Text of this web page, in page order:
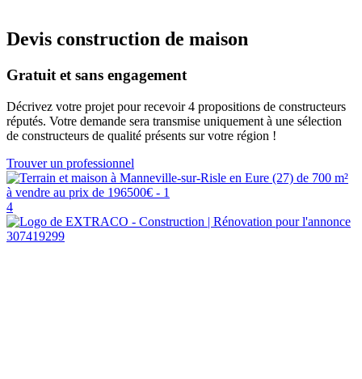
Devis construction de maison
Gratuit et sans engagement
Décrivez votre projet pour recevoir 4 propositions de constructeurs
réputés. Votre demande sera transmise uniquement à une sélection
de constructeurs de qualité présents sur votre région !
Trouver un professionnel
4